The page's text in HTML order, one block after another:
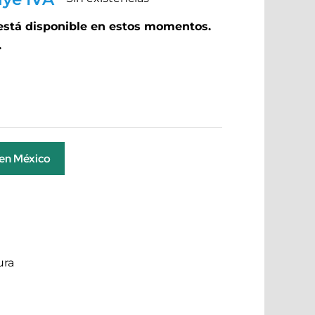
disponible en estos momentos.
México